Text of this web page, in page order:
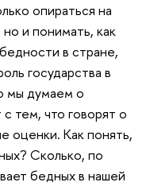
опираться на
и понимать, как
в стране,
государства в
мы думаем о
тем, что говорят о
оценки. Как понять,
Сколько, по
бедных в нашей